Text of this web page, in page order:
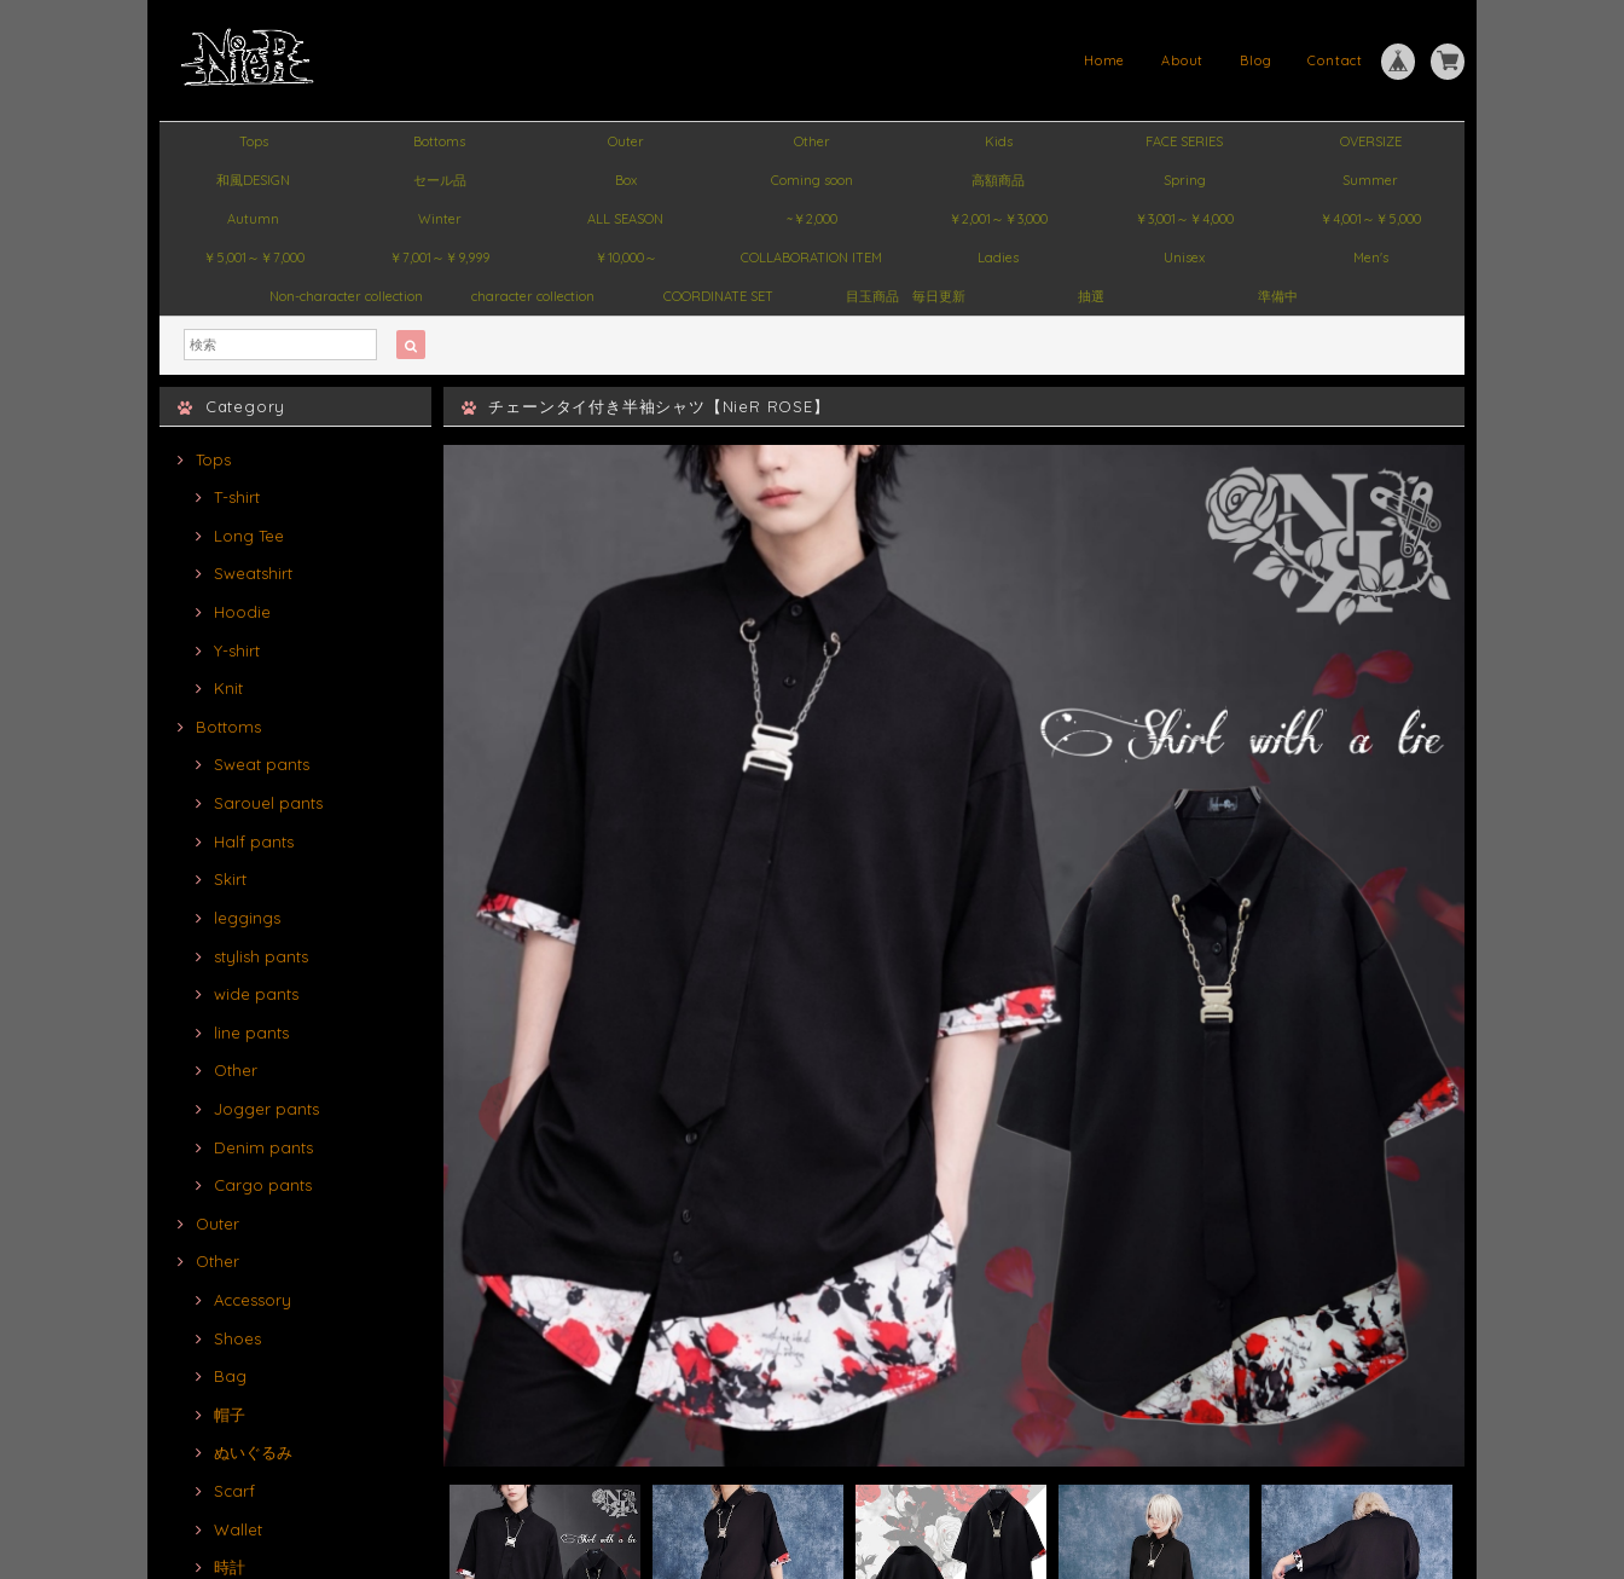
Contact
Blog
About
Home
Tops Bottoms Outer Other Kids FACE SERIES OVERSIZE
和風DESIGN セール品 Box Coming soon 高額商品 Spring Summer
Autumn Winter ALL SEASON ~￥2,000 ￥2,001～￥3,000 ￥3,001～￥4,000 ￥4,001～￥5,000
￥5,001～￥7,000 ￥7,001～￥9,999 ￥10,000～ COLLABORATION ITEM Ladies Unisex Men's
Non-character collection character collection COORDINATE SET 目玉商品 毎日更新 抽選 準備中
Category
Tops
T-shirt
Long Tee
Sweatshirt
Hoodie
Y-shirt
Knit
Bottoms
Sweat pants
Sarouel pants
Half pants
Skirt
leggings
stylish pants
wide pants
line pants
Other
Jogger pants
Denim pants
Cargo pants
Outer
Other
Accessory
Shoes
Bag
帽子
ぬいぐるみ
Scarf
Wallet
時計
チェーンタイ付き半袖シャツ【NieR ROSE】